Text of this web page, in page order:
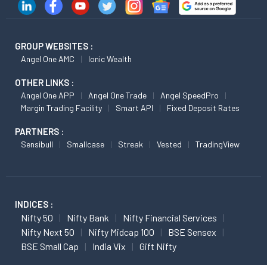
GROUP WEBSITES :
Angel One AMC Ionic Wealth
OTHER LINKS :
Angel One APP Angel One Trade
Angel SpeedPro
Margin Trading Facility
Smart API Fixed Deposit Rates
PARTNERS :
Sensibull Smallcase Streak Vested TradingView
INDICES :
Nifty 50 Nifty Bank
Nifty Financial Services
Nifty Next 50
Nifty Midcap 100
BSE Sensex
BSE Small Cap
India Vix Gift Nifty